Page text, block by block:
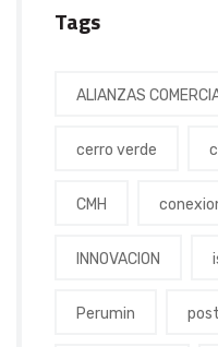
Tags
ALIANZAS
cerro verde
CMH
INNOVACION
Perumin